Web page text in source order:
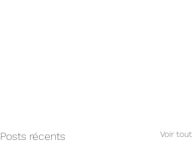
Posts récents Voir tout